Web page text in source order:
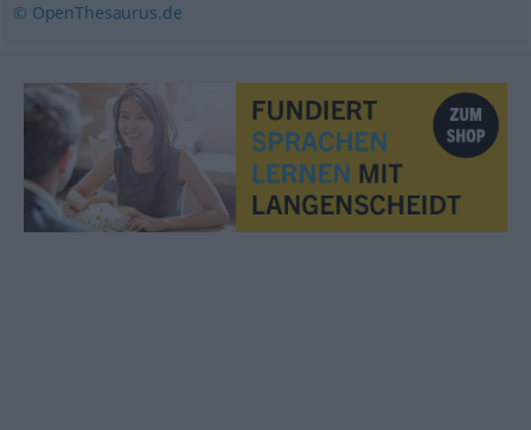
© OpenThesaurus.de